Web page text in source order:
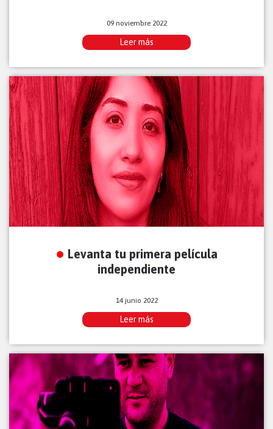
09 noviembre 2022
Leer más
Levanta tu primera película
independiente
14 junio 2022
Leer más